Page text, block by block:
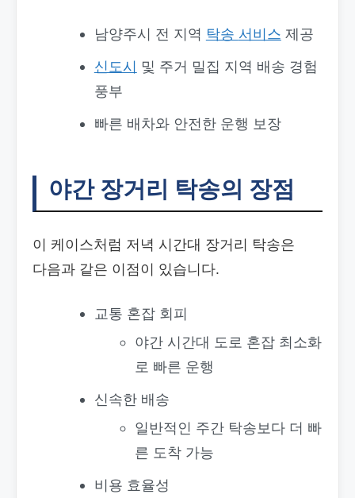
남양주시 전 지역 탁송 서비스 제공
신도시 및 주거 밀집 지역 배송 경험
풍부
빠른 배차와 안전한 운행 보장
야간 장거리 탁송의 장점
이 케이스처럼 저녁 시간대 장거리 탁송은
다음과 같은 이점이 있습니다.
교통 혼잡 회피
야간 시간대 도로 혼잡 최소화
로 빠른 운행
신속한 배송
일반적인 주간 탁송보다 더 빠
른 도착 가능
비용 효율성